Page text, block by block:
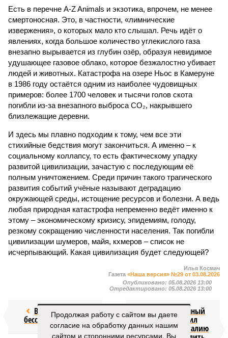
Есть в перечне A-Z Animals и экзотика, впрочем, не менее
смертоносная. Это, в частности, «лимнические
извержения», о которых мало кто слышал. Речь идёт о
явлениях, когда большое количество углекислого газа
внезапно вырывается из глубин озёр, образуя невидимое
удушающее газовое облако, которое безжалостно убивает
людей и животных. Катастрофа на озере Ньос в Камеруне
в 1986 году остаётся одним из наиболее чудовищных
примеров: более 1700 человек и тысячи голов скота
погибли из-за внезапного выброса CO₂, накрывшего
близлежащие деревни.
И здесь мы плавно подходим к тому, чем все эти
стихийные бедствия могут закончиться. А именно – к
социальному коллапсу, то есть фактическому упадку
развитой цивилизации, зачастую с последующим её
полным уничтожением. Среди причин такого трагического
развития событий учёные называют деградацию
окружающей среды, истощение ресурсов и болезни. А ведь
любая природная катастрофа непременно ведёт именно к
этому – экономическому кризису, эпидемиям, голоду,
резкому сокращению численности населения. Так погибли
цивилизации шумеров, майя, кхмеров – список не
исчерпывающий. Какая цивилизация будет следующей?
Илья Космач
Газета «Наша версия» №29 от 03.08.2026
Опубликовано: 05.08.2026 13:00
Отредактировано: 05.08.2026 13:00
Возраст
бессмертия
Миграционный
кризис заставил
Францию и Италию
Продолжая работу с сайтом вы даете
согласие на обработку данных нашим
сайтом и сторонними ресурсами. Вы